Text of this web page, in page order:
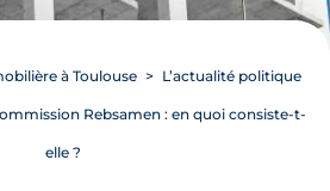
à Toulouse L’actualité politique
Rebsamen : en quoi consiste-t-
elle ?